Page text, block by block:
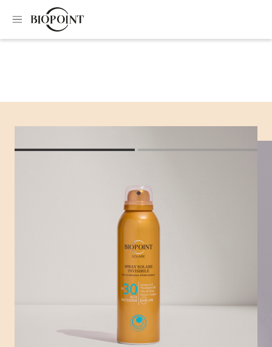
Invisible sun spray
Sun spray with transparent texture. Quick and easy to
apply, also to wet skin, thanks to the special 360° nozzle.